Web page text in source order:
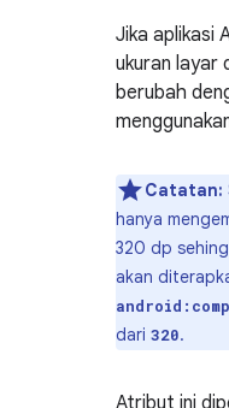
Jika aplikasi
ukuran layar
berubah
Catatan:
hanya
320 dp
akan
dari 320.
Atribut ini